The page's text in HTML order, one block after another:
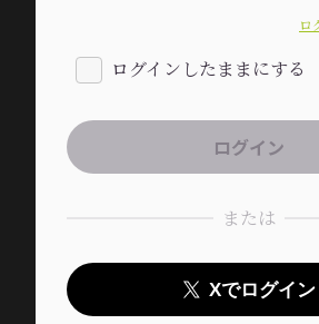
ロ
ログインしたままにする
または
Xでログイン